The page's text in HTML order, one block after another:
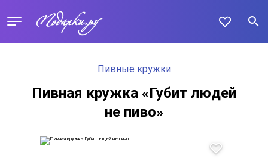
Пивные кружки
Пивная кружка «Губит людей
не пиво»